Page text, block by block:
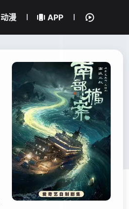
动漫 APP